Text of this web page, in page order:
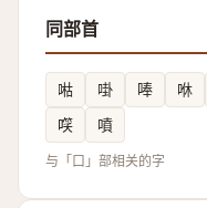
同部首
喖 啩 唪 咻
㗛
噴
与「口」部相关的字